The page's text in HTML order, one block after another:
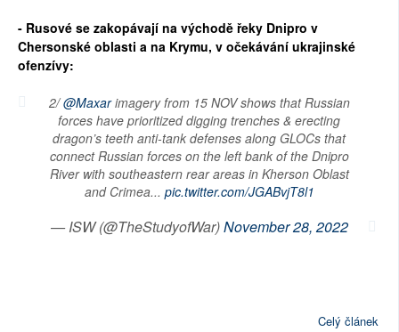
- Rusové se zakopávají na východě řeky Dnipro v
Chersonské oblasti a na Krymu, v očekávání ukrajinské
ofenzívy:
2/@Maxarimagery from 15 NOV shows that Russian
forces have prioritized digging trenches & erecting
dragon’s teeth anti-tank defenses along GLOCs that
connect Russian forces on the left bank of the Dnipro
River with southeastern rear areas in Kherson Oblast
and Crimea... pic.twitter.com/JGABvjT8l1
— ISW (@TheStudyofWar)November 28, 2022
Celý článek